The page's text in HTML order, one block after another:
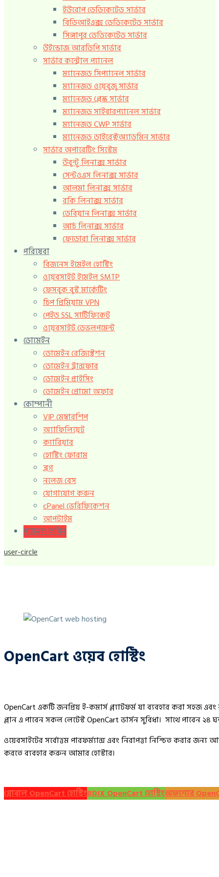
ইউরোপ ডেডিকেটেড সার্ভার
বিডিআইএক্স ডেডিকেটেড সার্ভার
সিঙ্গাপুর ডেডিকেটেড সার্ভার
উইন্ডোজ আরডিপি সার্ভার
সার্ভার কন্ট্রোল প্যানেল
ম্যানেজড সিপ্যানেল সার্ভার
ম্যানেজড ওয়েবুজু সার্ভার
ম্যানেজড প্লেস্ক সার্ভার
ম্যানেজড সাইবারপ্যানেল সার্ভার
ম্যানেজড CWP সার্ভার
ম্যানেজড ডাইরেক্টঅ্যাডমিন সার্ভার
সার্ভার অপারেটিং সিস্টেম
উবুন্টু লিনাক্স সার্ভার
সেন্টওএস লিনাক্স সার্ভার
আলমা লিনাক্স সার্ভার
রকি লিনাক্স সার্ভার
ডেবিয়ান লিনাক্স সার্ভার
আর্চ লিনাক্স সার্ভার
ফেডোরা লিনাক্স সার্ভার
পরিষেবা
বিজনেস ইমেইল হোস্টিং
ওয়েবসাইট ইমেইল SMTP
ফেসবুক বুস্ট মার্কেটিং
চিপ প্রিমিয়াম VPN
পেইড SSL সার্টিফিকেট
ওয়েবসাইট ডেভলপমেন্ট
ডোমেইন
ডোমেইন রেজিস্ট্রেশন
ডোমেইন ট্রান্সফার
ডোমেইন প্রাইসিং
ডোমেইন প্রোমো অফার
কোম্পানী
VIP মেম্বারশিপ
অ্যাফিলিয়েট
ক্যারিয়ার
হোস্টিং ফোরাম
ব্লগ
নলেজ বেস
যোগাযোগ করুন
cPanel ভেরিফিকেশন
আপটাইম
প্যানেল লগিন
user-circle
OpenCart ওয়েব হোস্টিং
OpenCart একটি জনপ্রিয় ই-কমার্স প্ল্যাটফর্ম যা ব্যবহার করা সহজ
প্লান এ পাবেন সকল লেটেস্ট OpenCart ভার্সন সুবিধা। সাথে পাবেন ২৪
ওয়েবসাইটের সর্বোত্তম পারফর্ম্যান্স এবং নিরাপত্তা নিশ্চিত করার
করতে ব্যবহার করুন আমার হোস্টার।
গ্লোবাল OpenCart হোস্টিংBDIX OpenCart হোস্টিংঅফশোর